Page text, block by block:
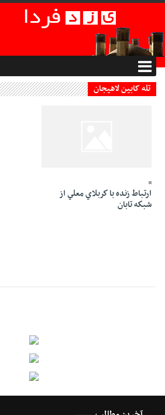
تله کابین لاهیجان
ارتباط زنده با كربلاي معلي از
شبكه تابان